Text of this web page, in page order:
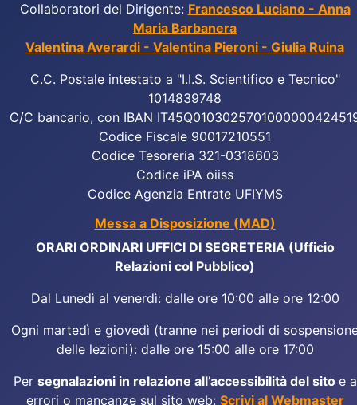
Collaboratori del Dirigente: Francesco Luciano - Anna
Maria Barbanera
Valentina Averardi - Valentina Pieroni - Giulia Ruina
C.C. Postale intestato a "I.I.S. Scientifico e Tecnico"
1014839748
C/C bancario, con IBAN
Codice Fiscale 90017210551
Codice Tesoreria 321-0318603
Codice iPA oiiss
Codice Agenzia Entrate UFIYMS
Messa a Disposizione (MAD)
ORARI ORDINARI UFFICI DI SEGRETERIA (Ufficio
Relazioni col Pubblico)
Dal Lunedì al venerdì: dalle ore 10:00 alle ore 12:00
Ogni martedì e giovedì (tranne nei periodi di
delle lezioni): dalle ore 15:00 alle ore 17:00
Per segnalazioni in relazione all’accessibilità del sito e a
errori o mancanze sul sito web: Scrivi al Webmaster